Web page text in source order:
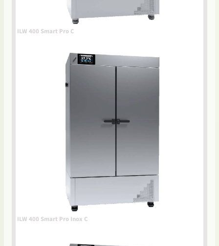
ILW 400 Smart Pro C
ILW 400 Smart Pro Inox C